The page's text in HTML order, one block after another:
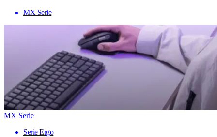
MX Serie
MX Serie
Serie Ergo